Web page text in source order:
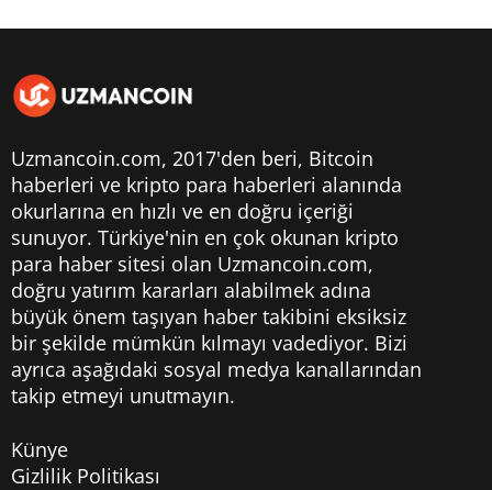
Uzmancoin.com, 2017'den beri, Bitcoin
haberleri ve kripto para haberleri alanında
okurlarına en hızlı ve en doğru içeriği
sunuyor. Türkiye'nin en çok okunan kripto
para haber sitesi olan Uzmancoin.com,
doğru yatırım kararları alabilmek adına
büyük önem taşıyan haber takibini eksiksiz
bir şekilde mümkün kılmayı vadediyor. Bizi
ayrıca aşağıdaki sosyal medya kanallarından
takip etmeyi unutmayın.
Künye
Gizlilik Politikası